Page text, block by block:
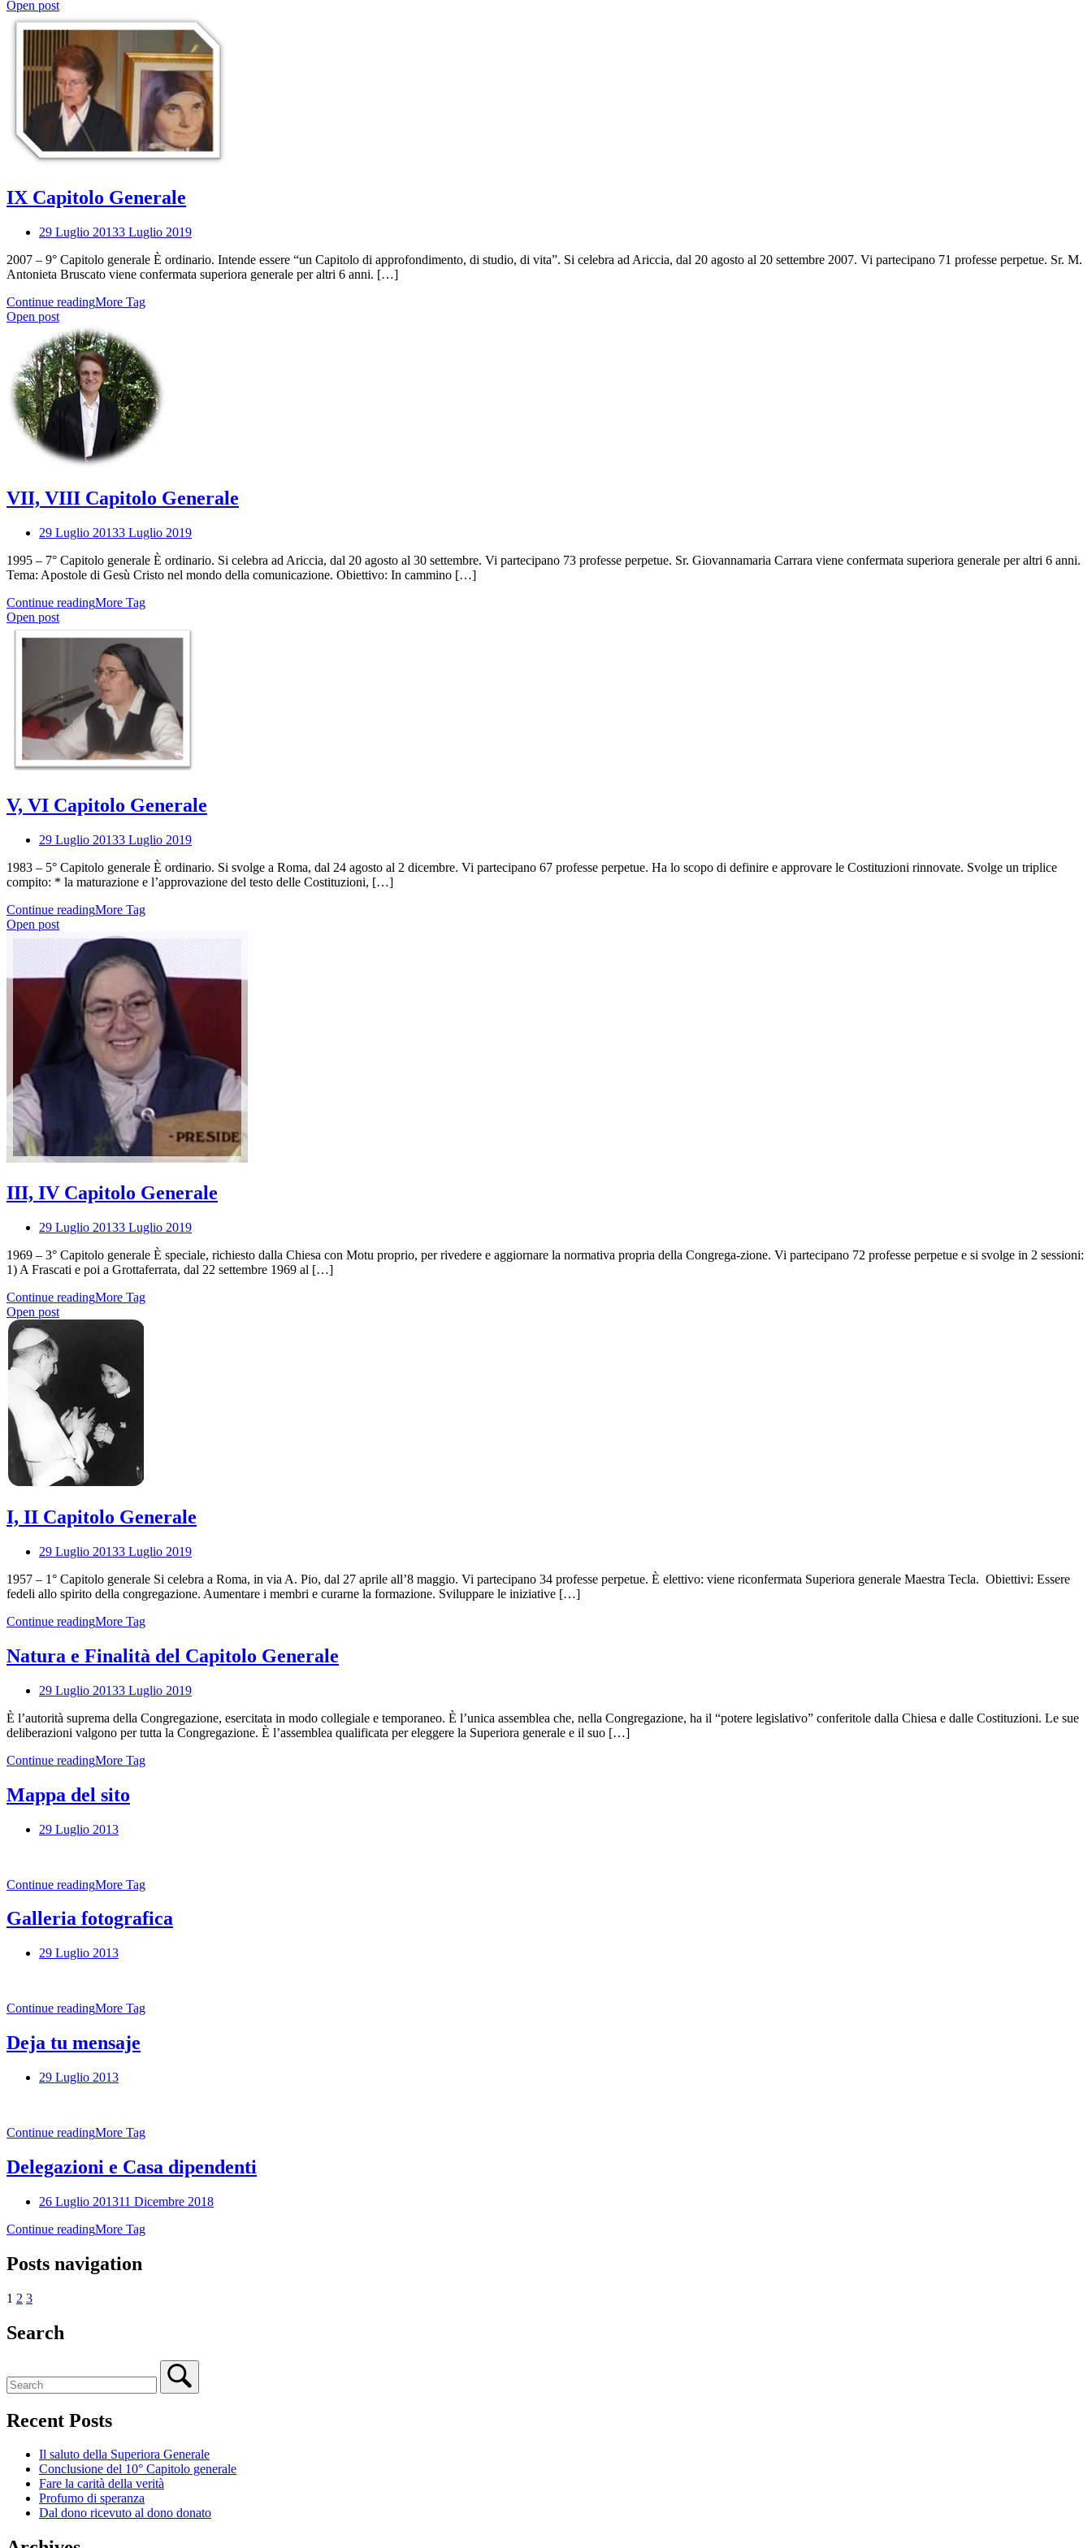
Open post
IX Capitolo Generale
29 Luglio 20133 Luglio 2019
2007 – 9° Capitolo generale È ordinario. Intende essere “un Capitolo di approfondimento, di studio, di vita”. Si celebra ad Ariccia, dal 20 agosto al 20 settembre 2007. Vi partecipano 71 professe perpetue. Sr. M.
Antonieta Bruscato viene confermata superiora generale per altri 6 anni. […]
Continue readingMore Tag
Open post
VII, VIII Capitolo Generale
29 Luglio 20133 Luglio 2019
1995 – 7° Capitolo generale È ordinario. Si celebra ad Ariccia, dal 20 agosto al 30 settembre. Vi partecipano 73 professe perpetue. Sr. Giovannamaria Carrara viene confermata superiora generale per altri 6 anni.
Tema: Apostole di Gesù Cristo nel mondo della comunicazione. Obiettivo: In cammino […]
Continue readingMore Tag
Open post
V, VI Capitolo Generale
29 Luglio 20133 Luglio 2019
1983 – 5° Capitolo generale È ordinario. Si svolge a Roma, dal 24 agosto al 2 dicembre. Vi partecipano 67 professe perpetue. Ha lo scopo di definire e approvare le Costituzioni rinnovate. Svolge un triplice
compito: * la maturazione e l’approvazione del testo delle Costituzioni, […]
Continue readingMore Tag
Open post
III, IV Capitolo Generale
29 Luglio 20133 Luglio 2019
1969 – 3° Capitolo generale È speciale, richiesto dalla Chiesa con Motu proprio, per rivedere e aggiornare la normativa propria della Congrega-zione. Vi partecipano 72 professe perpetue e si svolge in 2 sessioni:
1) A Frascati e poi a Grottaferrata, dal 22 settembre 1969 al […]
Continue readingMore Tag
Open post
I, II Capitolo Generale
29 Luglio 20133 Luglio 2019
1957 – 1° Capitolo generale Si celebra a Roma, in via A. Pio, dal 27 aprile all’8 maggio. Vi partecipano 34 professe perpetue. È elettivo: viene riconfermata Superiora generale Maestra Tecla. Obiettivi: Essere
fedeli allo spirito della congregazione. Aumentare i membri e curarne la formazione. Sviluppare le iniziative […]
Continue readingMore Tag
Natura e Finalità del Capitolo Generale
29 Luglio 20133 Luglio 2019
È l’autorità suprema della Congregazione, esercitata in modo collegiale e temporaneo. È l’unica assemblea che, nella Congregazione, ha il “potere legislativo” conferitole dalla Chiesa e dalle Costituzioni. Le sue
deliberazioni valgono per tutta la Congregazione. È l’assemblea qualificata per eleggere la Superiora generale e il suo […]
Continue readingMore Tag
Mappa del sito
29 Luglio 2013
Continue readingMore Tag
Galleria fotografica
29 Luglio 2013
Continue readingMore Tag
Deja tu mensaje
29 Luglio 2013
Continue readingMore Tag
Delegazioni e Casa dipendenti
26 Luglio 201311 Dicembre 2018
Continue readingMore Tag
Posts navigation
1 2 3
Search
Recent Posts
Il saluto della Superiora Generale
Conclusione del 10° Capitolo generale
Fare la carità della verità
Profumo di speranza
Dal dono ricevuto al dono donato